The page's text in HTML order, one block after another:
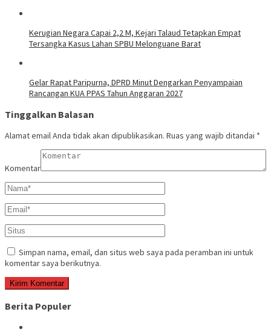
Kerugian Negara Capai 2,2 M, Kejari Talaud Tetapkan Empat
Tersangka Kasus Lahan SPBU Melonguane Barat
Gelar Rapat Paripurna, DPRD Minut Dengarkan Penyampaian
Rancangan KUA PPAS Tahun Anggaran 2027
Tinggalkan Balasan
Alamat email Anda tidak akan dipublikasikan. Ruas yang wajib ditandai *
Komentar
Simpan nama, email, dan situs web saya pada peramban ini untuk
komentar saya berikutnya.
Berita Populer